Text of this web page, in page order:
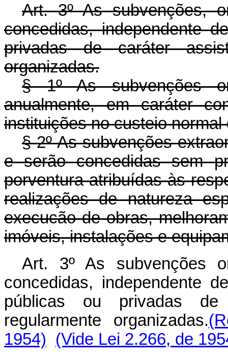
Art. 3º As subvenções,
concedidas, independente
privadas de caráter
organizadas.
§ 1º As subvenções
anualmente, em caráter
instituições no custeio
§ 2º As subvenções
e serão concedidas sem
porventura atribuídas às
realizações de natureza
execucão de obras,
imóveis, instalações e
Art. 3º As subvenções
concedidas, independente
públicas ou privadas
regularmente organizadas.
1954)
(Vide Lei 2.266, de